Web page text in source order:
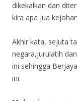
dikekalkan dan
kira apa jua
Akhir kata, sejuta
negara,jurulatih
ini sehingga
ini.